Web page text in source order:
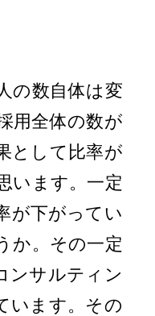
の数自体は変
用全体の数が
として比率が
います。一定
が下がってい
か。その一定
ンサルティン
います。その